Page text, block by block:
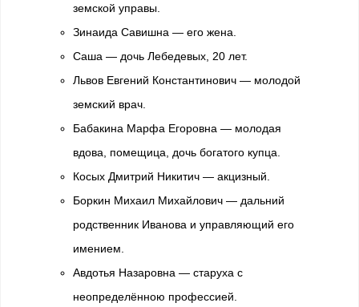
земской управы.
Зинаида Савишна — его жена.
Саша — дочь Лебедевых, 20 лет.
Львов Евгений Константинович — молодой
земский врач.
Бабакина Марфа Егоровна — молодая
вдова, помещица, дочь богатого купца.
Косых Дмитрий Никитич — акцизный.
Боркин Михаил Михайлович — дальний
родственник Иванова и управляющий его
имением.
Авдотья Назаровна — старуха с
неопределённою профессией.